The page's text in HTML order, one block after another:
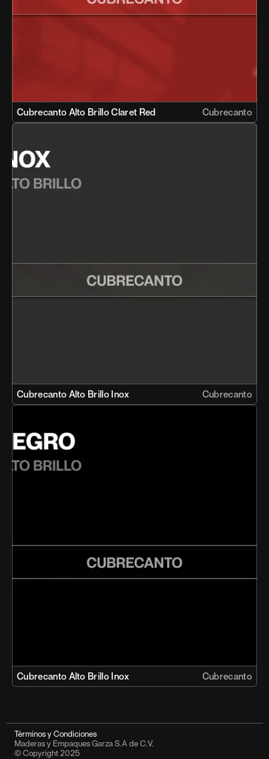
Cubrecanto Alto Brillo Claret Red Cubrecanto
Cubrecanto Alto Brillo Inox Cubrecanto
Cubrecanto Alto Brillo Inox Cubrecanto
Maderas y Empaques Garza S.A de C.V.
Términos y Condiciones
© Copyright 2025